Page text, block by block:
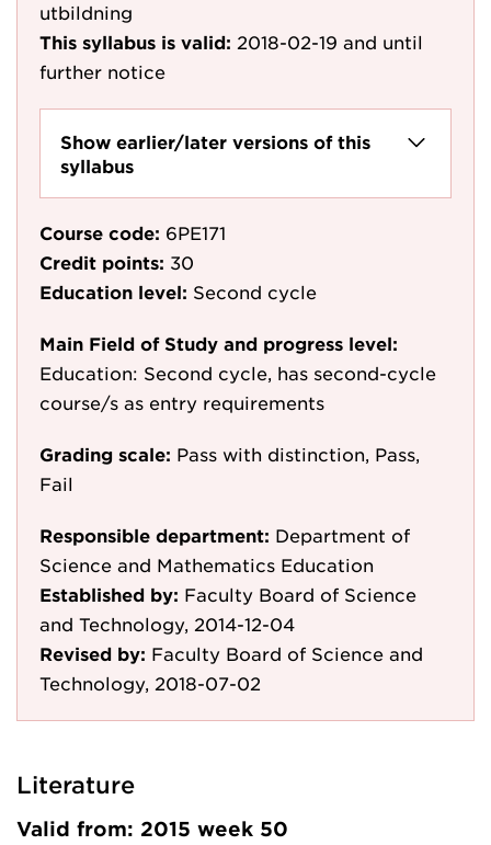
utbildning
This syllabus is valid: 2018-02-19 and until
further notice
Show earlier/later versions of this
syllabus
Course code: 6PE171
Credit points: 30
Education level: Second cycle
Main Field of Study and progress level:
Education: Second cycle, has second-cycle
course/s as entry requirements
Grading scale: Pass with distinction, Pass,
Fail
Responsible department: Department of
Science and Mathematics Education
Established by: Faculty Board of Science
and Technology, 2014-12-04
Revised by: Faculty Board of Science and
Technology, 2018-07-02
Literature
Valid from: 2015 week 50